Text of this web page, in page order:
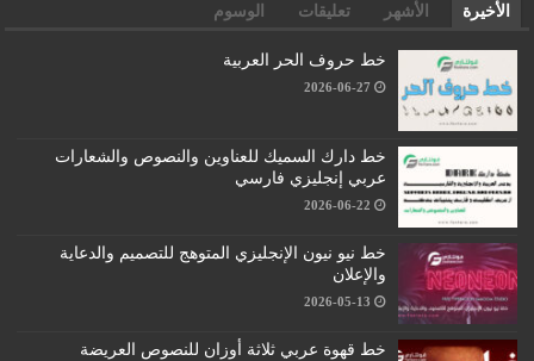
الأخيرة الأشهر تعليقات الوسوم
خط حروف الحر العربية
2026-06-27
خط دارك السميك للعناوين والنصوص والشعارات
عربي إنجليزي فارسي
2026-06-22
خط نيو نيون الإنجليزي المتوهج للتصميم والدعاية
والإعلان
2026-05-13
خط قهوة عربي ثلاثة أوزان للنصوص العريضة